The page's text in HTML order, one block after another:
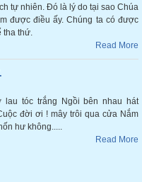
tự nhiên. Đó là lý do tại sao Chúa
được điều ấy. Chúng ta có được
tha thứ.
Read More
lau tóc trắng Ngồi bên nhau hát
đời ơi ! mây trôi qua cửa Nắm
hư không.....
Read More